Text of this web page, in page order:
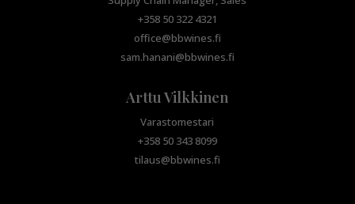
+358 50 322 4321
office@bbwines.fi
sam.hanani@bbwines.fi
Arttu Vilkkinen
Varastomestari
+358 50 343 8099
tilaus@bbwines.fi